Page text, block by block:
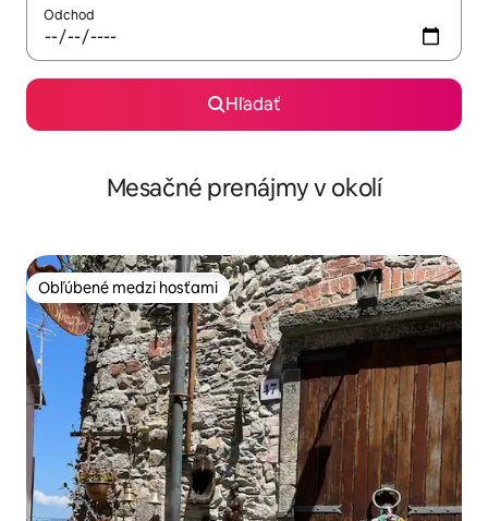
Odchod
Hľadať
Mesačné prenájmy v okolí
Obľúbené medzi hosťami
Obľúbené medzi hosťami